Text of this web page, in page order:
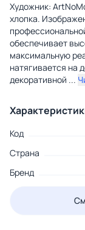
Художник:
хлопка.
обеспечивает
максимальную
натягивается на
декоративной ...
Код
Страна
Бренд